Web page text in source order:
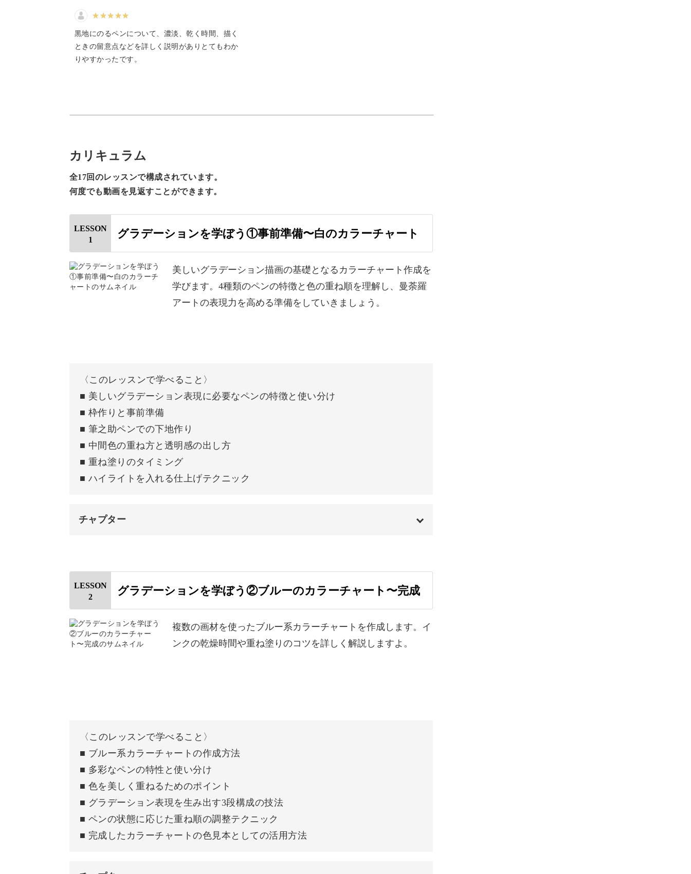
複数のペンの特性を理解すること、色を重ねる順番もポイントです。
動画でじっくり解説していますので、チェックしてみてくださいね。
そして作ったカラーチャートは、色見本として今後の曼荼羅アートにも活用できます！
入門編で学んだ「9つの円」「13の円」から、さらに進化した作品を作れるのがこの講
対称性を保ちながら、緻密な作図をするコツ。
十字状の配置から、放射線状に展開するテクニックもマスターできますよ。
へと進んでいきます。
作品に命を吹き込む光の表現
どんな模様にも中心があるからこそ美しく、調和のとれた広がりを感じさせてくれま
す。
そして、初級編でご紹介した「ラインストーンを貼る」を参考に、お好みでラインスト
黒地にのるペンについて、濃淡、乾く時間、描く
ときの留意点などを詳しく説明がありとてもわか
りやすかったです。
カリキュラム
全17回のレッスンで構成されています。
何度でも動画を見返すことができます。
LESSON
1
グラデーションを学ぼう①事前準備〜白のカラーチャート
美しいグラデーション描画の基礎となるカラーチャート作成を
学びます。4種類のペンの特徴と色の重ね順を理解し、曼荼羅
アートの表現力を高める準備をしていきましょう。
〈このレッスンで学べること〉
■ 美しいグラデーション表現に必要なペンの特徴と使い分け
■ 枠作りと事前準備
■ 筆之助ペンでの下地作り
■ 中間色の重ね方と透明感の出し方
■ 重ね塗りのタイミング
■ ハイライトを入れる仕上げテクニック
チャプター
使用材料・道具 00:50
カラーチャートの枠を描く 01:14
白のペンの種類・特徴を描く 02:14
白のペンでグラデーションを描く 09:44
LESSON
2
グラデーションを学ぼう②ブルーのカラーチャート〜完成
複数の画材を使ったブルー系カラーチャートを作成します。イ
ンクの乾燥時間や重ね塗りのコツを詳しく解説しますよ。
〈このレッスンで学べること〉
■ ブルー系カラーチャートの作成方法
■ 多彩なペンの特性と使い分け
■ 色を美しく重ねるためのポイント
■ グラデーション表現を生み出す3段構成の技法
■ ペンの状態に応じた重ね順の調整テクニック
■ 完成したカラーチャートの色見本としての活用方法